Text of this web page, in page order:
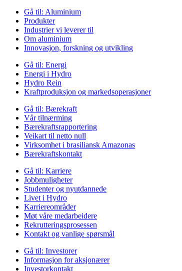
Gå til: Aluminium
Produkter
Industrier vi leverer til
Om aluminium
Innovasjon, forskning og utvikling
Gå til: Energi
Energi i Hydro
Hydro Rein
Kraftproduksjon og markedsoperasjoner
Gå til: Bærekraft
Vår tilnærming
Bærekraftsrapportering
Veikart til netto null
Virksomhet i brasiliansk Amazonas
Bærekraftskontakt
Gå til: Karriere
Jobbmuligheter
Studenter og nyutdannede
Livet i Hydro
Karriereområder
Møt våre medarbeidere
Rekrutteringsprosessen
Kontakt og vanlige spørsmål
Gå til: Investorer
Informasjon for aksjonærer
Investorkontakt